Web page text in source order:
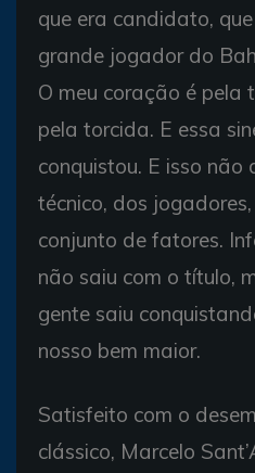
que era candidato,
grande jogador do
O meu coração é pela
pela torcida. E essa
conquistou. E isso
técnico, dos
conjunto de fatores.
não saiu com o título,
gente saiu
nosso bem maior.
Satisfeito com o
clássico, Marcelo